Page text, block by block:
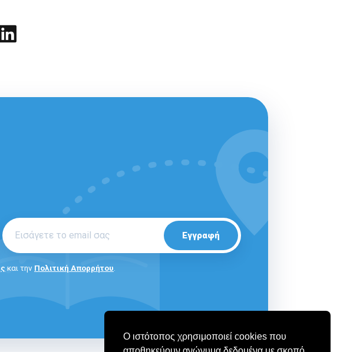
Ο ιστότοπος χρησιμοποιεί cookies που
Εγγραφή
και την Πολιτική Απορρήτου